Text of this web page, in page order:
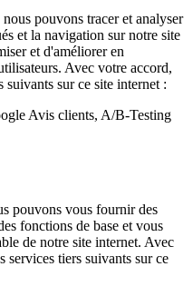
pouvons tracer et analyser
et la navigation sur notre site
et d'améliorer en
Avec votre accord,
suivants sur ce site internet :
Avis clients, A/B-Testing
pouvons vous fournir des
fonctions de base et vous
de notre site internet. Avec
services tiers suivants sur ce